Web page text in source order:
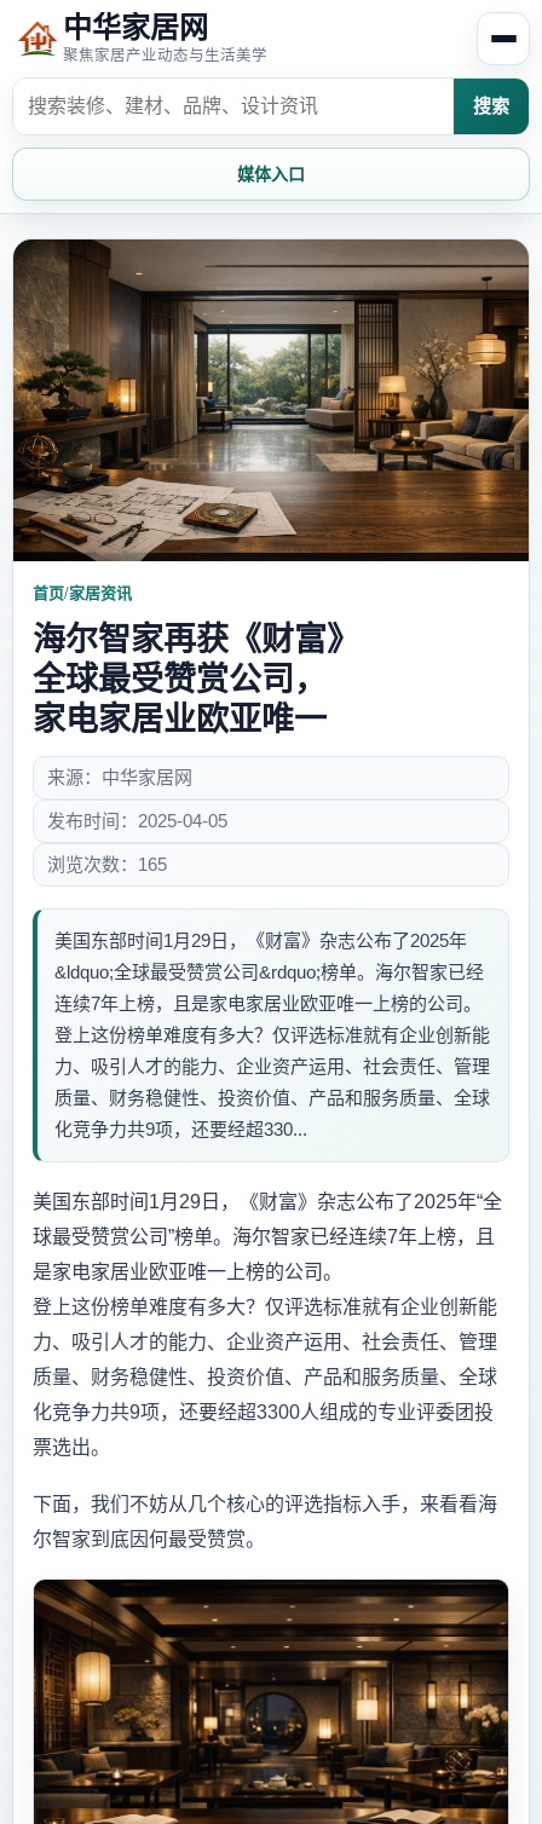
中华家居网
聚焦家居产业动态与生活美学
搜索
媒体入口
首页
家居风水 家居欣赏
时尚饰家 装修设计
家具知识 家居文化
家装攻略 创意家居
首页/家居资讯
海尔智家再获《财富》
全球最受赞赏公司，
家电家居业欧亚唯一
来源：中华家居网
发布时间：2025-04-05
浏览次数：165
美国东部时间1月29日，《财富》杂志公布了2025年
&ldquo;全球最受赞赏公司&rdquo;榜单。海尔智家已经
连续7年上榜，且是家电家居业欧亚唯一上榜的公司。
登上这份榜单难度有多大？仅评选标准就有企业创新能
力、吸引人才的能力、企业资产运用、社会责任、管理
质量、财务稳健性、投资价值、产品和服务质量、全球
化竞争力共9项，还要经超330...
美国东部时间1月29日，《财富》杂志公布了2025年“全
球最受赞赏公司”榜单。海尔智家已经连续7年上榜，且
是家电家居业欧亚唯一上榜的公司。
登上这份榜单难度有多大？仅评选标准就有企业创新能
力、吸引人才的能力、企业资产运用、社会责任、管理
质量、财务稳健性、投资价值、产品和服务质量、全球
化竞争力共9项，还要经超3300人组成的专业评委团投
票选出。
下面，我们不妨从几个核心的评选指标入手，来看看海
尔智家到底因何最受赞赏。